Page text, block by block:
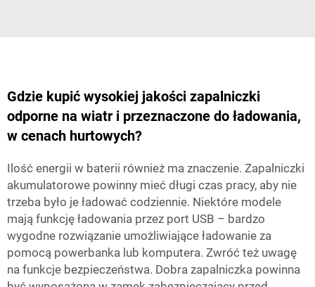
Gdzie kupić wysokiej jakości zapalniczki
odporne na wiatr i przeznaczone do ładowania,
w cenach hurtowych?
Ilość energii w baterii również ma znaczenie. Zapalniczki
akumulatorowe powinny mieć długi czas pracy, aby nie
trzeba było je ładować codziennie. Niektóre modele
mają funkcję ładowania przez port USB – bardzo
wygodne rozwiązanie umożliwiające ładowanie za
pomocą powerbanka lub komputera. Zwróć też uwagę
na funkcje bezpieczeństwa. Dobra zapalniczka powinna